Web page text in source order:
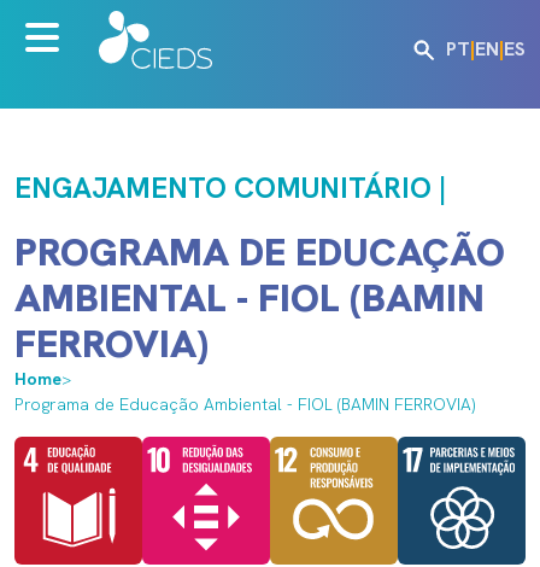
PT|EN|ES
ENGAJAMENTO COMUNITÁRIO |
PROGRAMA DE EDUCAÇÃO
AMBIENTAL - FIOL (BAMIN
FERROVIA)
Home>
Programa de Educação Ambiental - FIOL (BAMIN FERROVIA)